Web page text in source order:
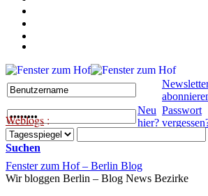
Neu
hier?
Passwort
Weblogs:
Suchen
Fenster zum Hof – Berlin Blog
Wir bloggen Berlin – Blog News Bezirke